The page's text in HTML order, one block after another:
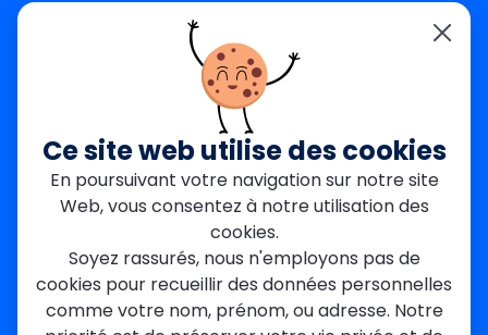
Seine-Saint-Denis
Garges-lès-Gonesse
Val-de-Marne
Dourdan
Mantes-la-Jolie
Créteil
Seine-et-Marne
Ce site web utilise des cookies
En poursuivant votre navigation sur notre site
Web, vous consentez à notre utilisation des
cookies.
Soyez rassurés, nous n'employons pas de
cookies pour recueillir des données personnelles
comme votre nom, prénom, ou adresse. Notre